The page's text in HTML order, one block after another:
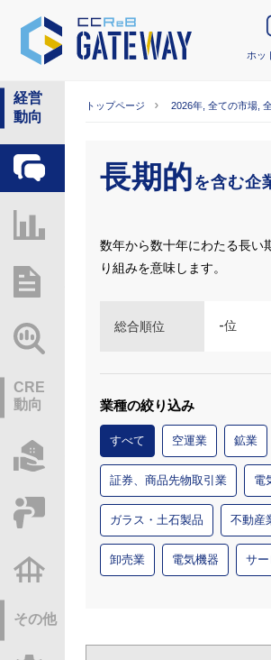
ホッ
経営
動向
ホットワード分析
業界動向情報
CRE
動向
物件情報サーチ
セミナー・研修
不動産基礎調査
その他
トップページ 2026年, 全ての市場,
長期的を含む企
数年から数十年にわたる長い
り組みを意味します。
総合順位 -位
業種の絞り込み
すべて 空運業 鉱業
証券、商品先物取引業 電
ガラス・土石製品 不動産
卸売業 電気機器 サ